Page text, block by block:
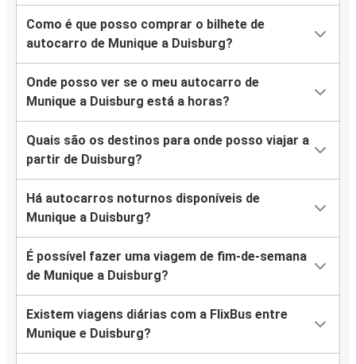
Como é que posso comprar o bilhete de
autocarro de Munique a Duisburg?
Onde posso ver se o meu autocarro de
Munique a Duisburg está a horas?
Quais são os destinos para onde posso viajar a
partir de Duisburg?
Há autocarros noturnos disponíveis de
Munique a Duisburg?
É possível fazer uma viagem de fim-de-semana
de Munique a Duisburg?
Existem viagens diárias com a FlixBus entre
Munique e Duisburg?